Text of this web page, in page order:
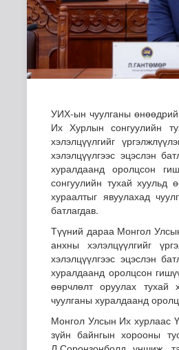
"Цагийн хүрд"
УИХ-ын чуулганы
Их Хурлын сонгуулийн
хэлэлцүүлгийг
хэлэлцүүлгээс эцэслэн
хуралдаанд оролцсон
сонгуулийн тухай хуульд
хураалтыг явуулахад
батлагдав.
Түүний дараа Монгол
анхны хэлэлцүүлгийг
хэлэлцүүлгээс эцэслэн
хуралдаанд оролцсон
өөрчлөлт оруулах тухай
чуулганы хуралдаанд
Монгол Улсын Их хурлаас
зүйн байнгын хорооны